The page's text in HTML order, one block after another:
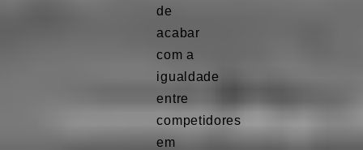
de
acabar
com a
igualdade
entre
competidores
em